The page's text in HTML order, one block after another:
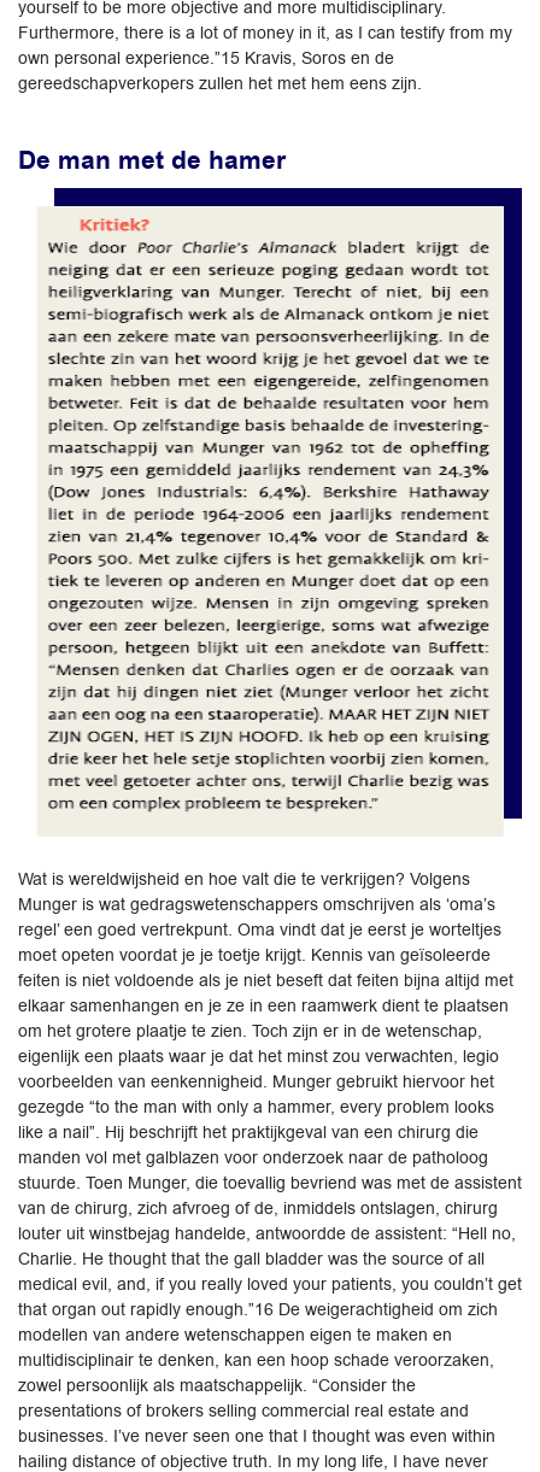
yourself to be more objective and more multidisciplinary.
Furthermore, there is a lot of money in it, as I can testify from my
own personal experience.”15 Kravis, Soros en de
gereedschapverkopers zullen het met hem eens zijn.
De man met de hamer
Wat is wereldwijsheid en hoe valt die te verkrijgen? Volgens
Munger is wat gedragswetenschappers omschrijven als ‘oma’s
regel’ een goed vertrekpunt. Oma vindt dat je eerst je worteltjes
moet opeten voordat je je toetje krijgt. Kennis van geïsoleerde
feiten is niet voldoende als je niet beseft dat feiten bijna altijd met
elkaar samenhangen en je ze in een raamwerk dient te plaatsen
om het grotere plaatje te zien. Toch zijn er in de wetenschap,
eigenlijk een plaats waar je dat het minst zou verwachten, legio
voorbeelden van eenkennigheid. Munger gebruikt hiervoor het
gezegde “to the man with only a hammer, every problem looks
like a nail”. Hij beschrijft het praktijkgeval van een chirurg die
manden vol met galblazen voor onderzoek naar de patholoog
stuurde. Toen Munger, die toevallig bevriend was met de assistent
van de chirurg, zich afvroeg of de, inmiddels ontslagen, chirurg
louter uit winstbejag handelde, antwoordde de assistent: “Hell no,
Charlie. He thought that the gall bladder was the source of all
medical evil, and, if you really loved your patients, you couldn’t get
that organ out rapidly enough.”16 De weigerachtigheid om zich
modellen van andere wetenschappen eigen te maken en
multidisciplinair te denken, kan een hoop schade veroorzaken,
zowel persoonlijk als maatschappelijk. “Consider the
presentations of brokers selling commercial real estate and
businesses. I’ve never seen one that I thought was even within
hailing distance of objective truth. In my long life, I have never